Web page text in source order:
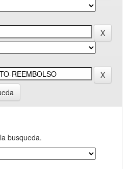
busqueda.